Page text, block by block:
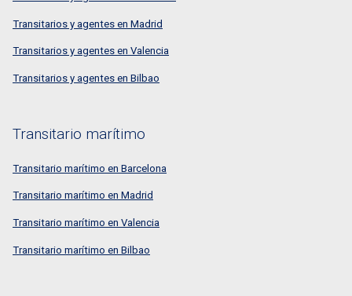
Transitarios y agentes en Madrid
Transitarios y agentes en Valencia
Transitarios y agentes en Bilbao
Transitario marítimo
Transitario marítimo en Barcelona
Transitario marítimo en Madrid
Transitario marítimo en Valencia
Transitario marítimo en Bilbao